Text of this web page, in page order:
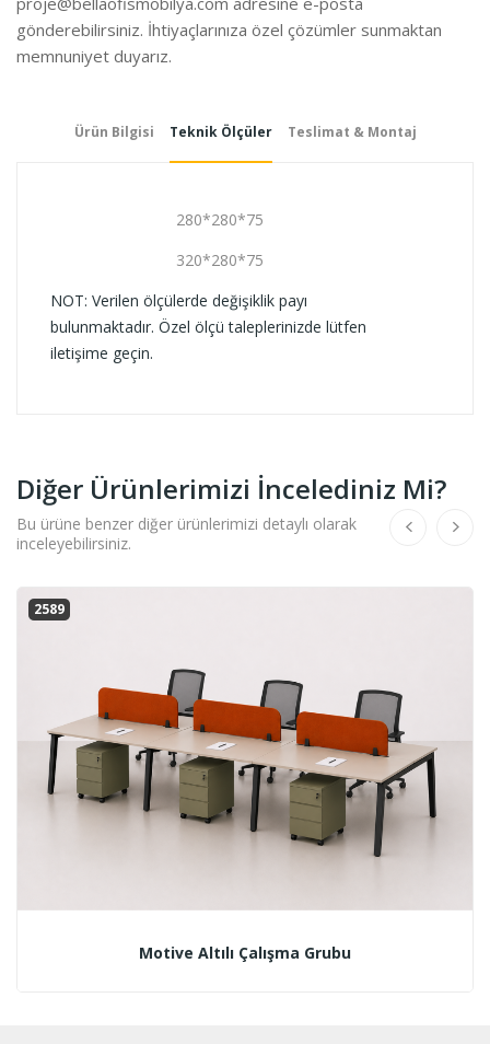
gönderebilirsiniz. İhtiyaçlarınıza özel çözümler sunmaktan
memnuniyet duyarız.
Ürün Bilgisi Teknik Ölçüler Teslimat & Montaj
280*280*75
320*280*75
NOT: Verilen ölçülerde değişiklik payı
bulunmaktadır. Özel ölçü taleplerinizde lütfen
iletişime geçin.
Diğer Ürünlerimizi İncelediniz Mi?
Bu ürüne benzer diğer ürünlerimizi detaylı olarak
inceleyebilirsiniz.
2589
Motive Altılı Çalışma Grubu